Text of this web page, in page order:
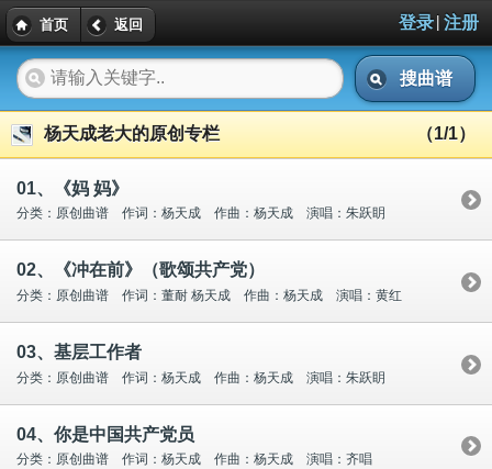
首页 返回 登录| 注册
搜曲谱
杨天成老大的原创专栏 （1/1）
01、《妈 妈》
分类：原创曲谱 作词：杨天成 作曲：杨天成 演唱：朱跃眀
02、《冲在前》（歌颂共产党）
分类：原创曲谱 作词：董耐 杨天成 作曲：杨天成 演唱：黄红
03、基层工作者
分类：原创曲谱 作词：杨天成 作曲：杨天成 演唱：朱跃眀
04、你是中国共产党员
分类：原创曲谱 作词：杨天成 作曲：杨天成 演唱：齐唱